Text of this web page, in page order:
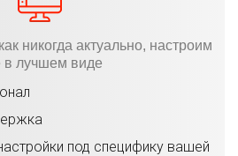
никогда актуально, настроим
в лучшем виде
под специфику вашей